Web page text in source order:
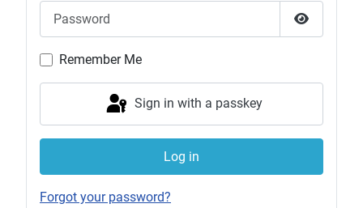
Show
Remember Me
Sign in with a passkey
Log in
Forgot your password?